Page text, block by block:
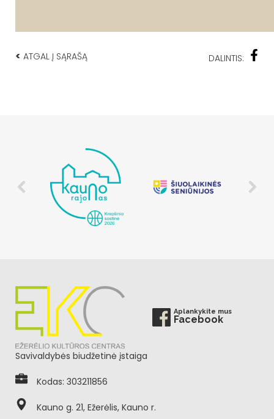
< ATGAL Į SĄRAŠĄ DALINTIS:
Aplankykite mus
Facebook
Savivaldybės biudžetinė įstaiga
Kodas: 303211856
Kauno g. 21, Ežerėlis, Kauno r.